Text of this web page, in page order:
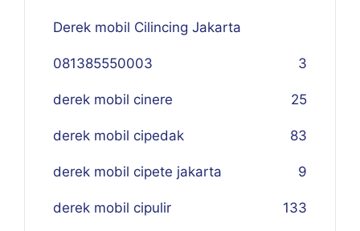
Derek mobil Cilincing Jakarta
081385550003 3
derek mobil cinere 25
derek mobil cipedak 83
derek mobil cipete jakarta 9
derek mobil cipulir 133